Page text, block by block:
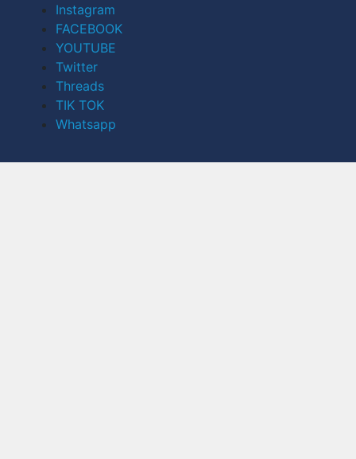
Instagram
FACEBOOK
YOUTUBE
Twitter
Threads
TIK TOK
Whatsapp